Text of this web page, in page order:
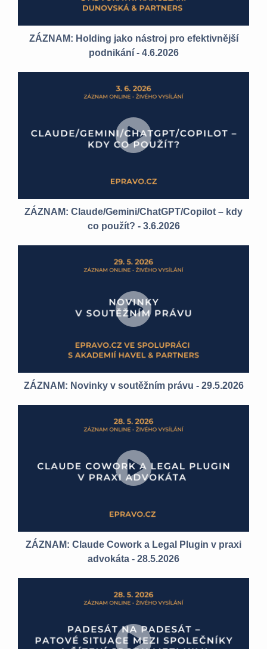
ZÁZNAM: Holding jako nástroj pro efektivnější
podnikání - 4.6.2026
ZÁZNAM: Claude/Gemini/ChatGPT/Copilot – kdy
co použít? - 3.6.2026
ZÁZNAM: Novinky v soutěžním právu - 29.5.2026
ZÁZNAM: Claude Cowork a Legal Plugin v praxi
advokáta - 28.5.2026